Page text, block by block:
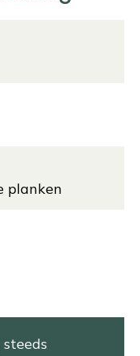
planken